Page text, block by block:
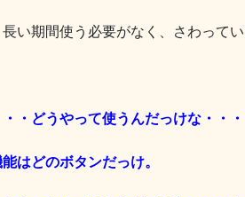
い期間使う必要がなく、さわって
・どうやって使うんだっけな・・・
はどのボタンだっけ。